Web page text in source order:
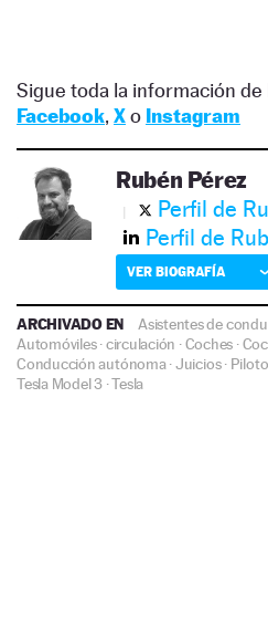
Sigue toda la información de
Facebook, Xo Instagram
Rubén Pérez
Perfil de
Perfil de
VER BIOGRAFÍA
ARCHIVADO EN Asistentes de
Automóviles·circulación ·Coches ·
Conducción autónoma·Juicios·
Tesla Model 3 ·Tesla